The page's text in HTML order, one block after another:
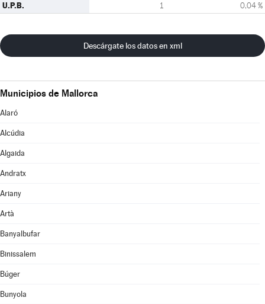
U.P.B. 1 0,04 %
Descárgate los datos en xml
Municipios de Mallorca
Alaró
Alcúdia
Algaida
Andratx
Ariany
Artà
Banyalbufar
Binissalem
Búger
Bunyola